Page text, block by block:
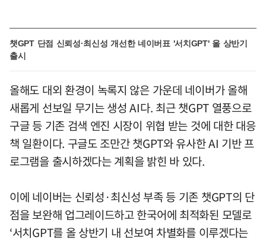
챗GPT 단점 신뢰성·최신성 개선한 네이버표 '서치GPT' 올 상반기
출시
올해도 대외 환경이 녹록지 않은 가운데 네이버가 올해
새롭게 선보일 무기는 생성 AI다. 최근 챗GPT 열풍으로
구글 등 기존 검색 엔진 시장이 위협 받는 것에 대한 대응
책 일환이다. 구글도 조만간 챗GPT와 유사한 AI 기반 프
로그램을 출시하겠다는 계획을 밝힌 바 있다.
이에 네이버는 신뢰성·최신성 부족 등 기존 챗GPT의 단
점을 보완해 업그레이드하고 한국어에 최적화된 모델로
‘서치GPT를 올 상반기 내 선보여 차별화를 이루겠다는